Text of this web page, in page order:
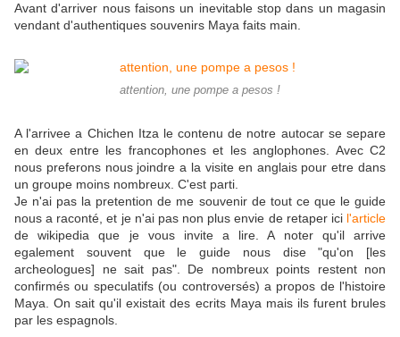
Avant d'arriver nous faisons un inevitable stop dans un magasin
vendant d'authentiques souvenirs Maya faits main.
attention, une pompe a pesos !
A l'arrivee a Chichen Itza le contenu de notre autocar se separe
en deux entre les francophones et les anglophones. Avec C2
nous preferons nous joindre a la visite en anglais pour etre dans
un groupe moins nombreux. C'est parti.
Je n'ai pas la pretention de me souvenir de tout ce que le guide
nous a raconté, et je n'ai pas non plus envie de retaper ici l'article
de wikipedia que je vous invite a lire. A noter qu'il arrive
egalement souvent que le guide nous dise "qu'on [les
archeologues] ne sait pas". De nombreux points restent non
confirmés ou speculatifs (ou controversés) a propos de l'histoire
Maya. On sait qu'il existait des ecrits Maya mais ils furent brules
par les espagnols.